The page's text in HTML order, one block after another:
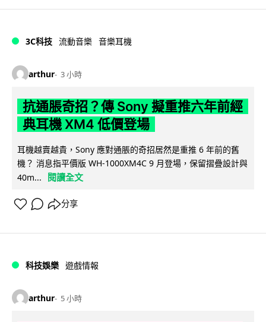
3C科技 流動音樂 音樂耳機
arthur 3 小時
抗通脹奇招？傳 Sony 擬重推六年前經
典耳機 XM4 低價登場
耳機越賣越貴，Sony 應對通脹的奇招居然是重推 6 年前的舊
機？ 消息指平價版 WH-1000XM4C 9 月登場，保留摺疊設計與
40m...
閱讀全文
分享
科技娛樂 遊戲情報
arthur 5 小時